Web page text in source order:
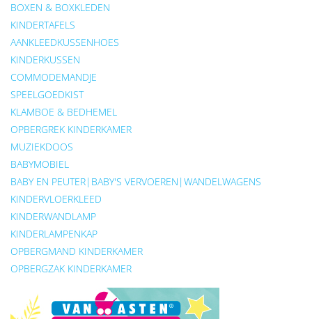
BOXEN & BOXKLEDEN
KINDERTAFELS
AANKLEEDKUSSENHOES
KINDERKUSSEN
COMMODEMANDJE
SPEELGOEDKIST
KLAMBOE & BEDHEMEL
OPBERGREK KINDERKAMER
MUZIEKDOOS
BABYMOBIEL
BABY EN PEUTER|BABY'S VERVOEREN|WANDELWAGENS
KINDERVLOERKLEED
KINDERWANDLAMP
KINDERLAMPENKAP
OPBERGMAND KINDERKAMER
OPBERGZAK KINDERKAMER